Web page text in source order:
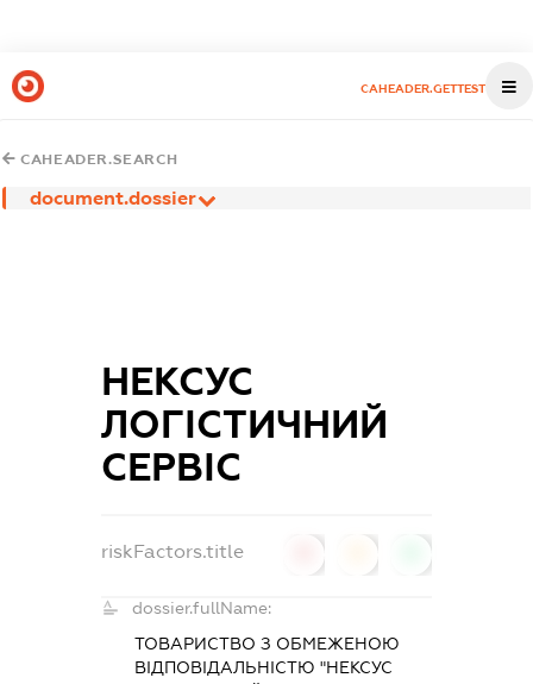
CAHEADER.GETTEST
CAHEADER.SEARCH
document.dossier
НЕКСУС
ЛОГІСТИЧНИЙ
СЕРВІС
riskFactors.title
dossier.fullName:
ТОВАРИСТВО З ОБМЕЖЕНОЮ
ВІДПОВІДАЛЬНІСТЮ "НЕКСУС